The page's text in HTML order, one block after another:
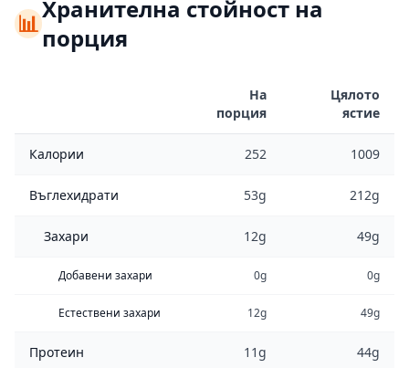
📊Хранителна стойност на
порция
На
порция
Цялото
ястие
Калории 252 1009
Въглехидрати 53g 212g
Захари 12g 49g
Добавени захари 0g 0g
Естествени захари 12g 49g
Протеин 11g 44g